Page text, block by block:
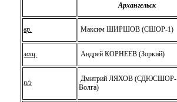
Архангельск
вр. Максим ШИРШОВ (СШОР-1)
защ. Андрей КОРНЕЕВ (Зоркий)
п/з
Дмитрий ЛЯХОВ (СДЮСШОР-
Волга)